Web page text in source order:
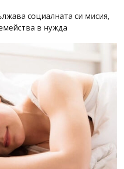
социалната си мисия,
в нужда